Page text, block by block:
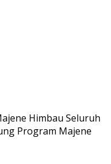
Himbau Seluruh
Program Majene